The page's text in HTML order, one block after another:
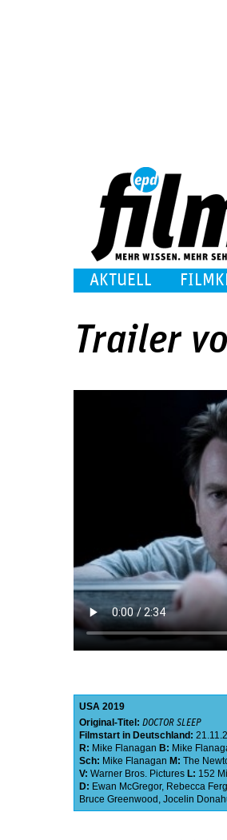
AKTUELL
Trailer
USA 2019
Original-Titel: DOCTOR SLEEP
Filmstart in Deutschland:
R: Mike Flanagan B: Mike
Sch: Mike Flanagan M: The
V: Warner Bros. Pictures L: 152
D: Ewan McGregor, Rebecca
Bruce Greenwood , Jocelin